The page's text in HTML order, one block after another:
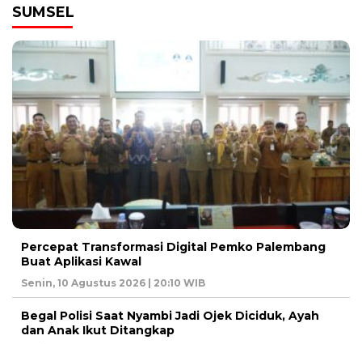
SUMSEL
Percepat Transformasi Digital Pemko Palembang
Buat Aplikasi Kawal
Senin, 10 Agustus 2026 | 20:10 WIB
Begal Polisi Saat Nyambi Jadi Ojek Diciduk, Ayah
dan Anak Ikut Ditangkap